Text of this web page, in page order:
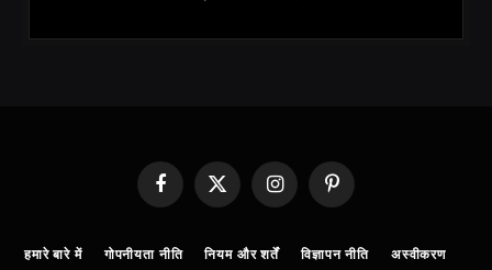
Facebook
X
InstagramPinterest
हमारे बारे में गोपनीयता नीति नियम और शर्तें विज्ञापन नीति अस्वीकरण